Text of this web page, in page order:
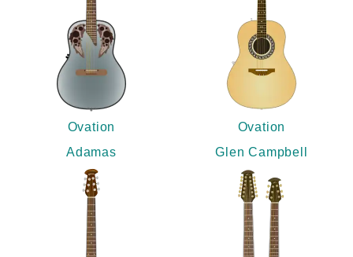
Ovation
Adamas
Ovation
Glen Campbell